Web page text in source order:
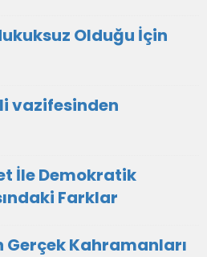
Olduğu İçin
vazifesinden
İle Demokratik
Farklar
Kahramanları